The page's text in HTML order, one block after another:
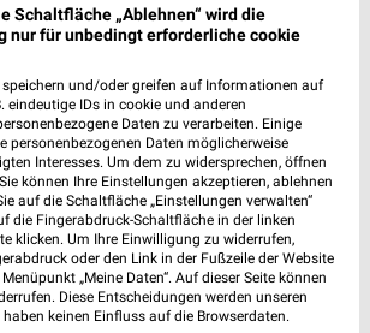
14
Witzenhausen
geschlossen
km • Angebote: 3 Prospekte
Eisenach
18
Eisenach
geschlossen
km • Angebote: 3 Prospekte
Schaltfläche „Ablehnen“ wird die
nur für unbedingt erforderliche cookie
und/oder greifen auf Informationen auf
eindeutige IDs in cookie und anderen
Daten zu verarbeiten. Einige
personenbezogenen Daten möglicherweise
Interesses. Um dem zu widersprechen, öffnen
können Ihre Einstellungen akzeptieren, ablehnen
auf die Schaltfläche „Einstellungen verwalten“
die Fingerabdruck-Schaltfläche in der linken
klicken. Um Ihre Einwilligung zu widerrufen,
oder den Link in der Fußzeile der Website
„Meine Daten“. Auf dieser Seite können
Diese Entscheidungen werden unseren
keinen Einfluss auf die Browserdaten.